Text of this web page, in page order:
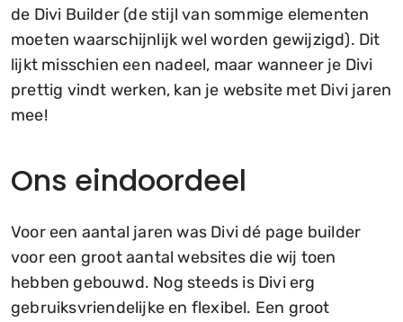
de Divi Builder (de stijl van sommige elementen
moeten waarschijnlijk wel worden gewijzigd). Dit
lijkt misschien een nadeel, maar wanneer je Divi
prettig vindt werken, kan je website met Divi jaren
mee!
Ons eindoordeel
Voor een aantal jaren was Divi dé page builder
voor een groot aantal websites die wij toen
hebben gebouwd. Nog steeds is Divi erg
gebruiksvriendelijke en flexibel. Een groot